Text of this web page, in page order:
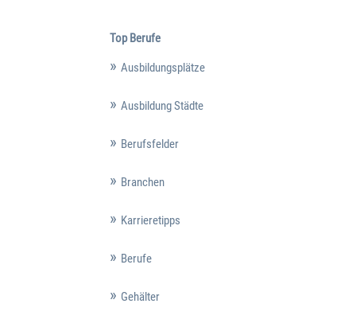
Top Berufe
Ausbildungsplätze
Ausbildung Städte
Berufsfelder
Branchen
Karrieretipps
Berufe
Gehälter